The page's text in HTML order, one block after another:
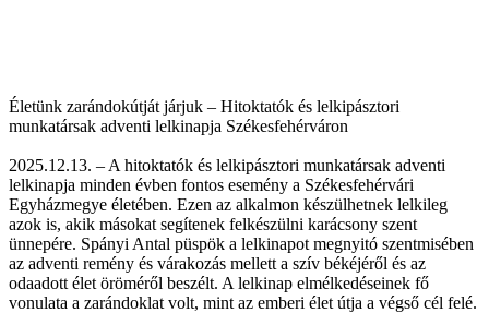
Életünk zarándokútját járjuk – Hitoktatók és lelkipásztori
munkatársak adventi lelkinapja Székesfehérváron
2025.12.13. – A hitoktatók és lelkipásztori munkatársak adventi
lelkinapja minden évben fontos esemény a Székesfehérvári
Egyházmegye életében. Ezen az alkalmon készülhetnek lelkileg
azok is, akik másokat segítenek felkészülni karácsony szent
ünnepére. Spányi Antal püspök a lelkinapot megnyitó szentmisében
az adventi remény és várakozás mellett a szív békéjéről és az
odaadott élet öröméről beszélt. A lelkinap elmélkedéseinek fő
vonulata a zarándoklat volt, mint az emberi élet útja a végső cél felé.